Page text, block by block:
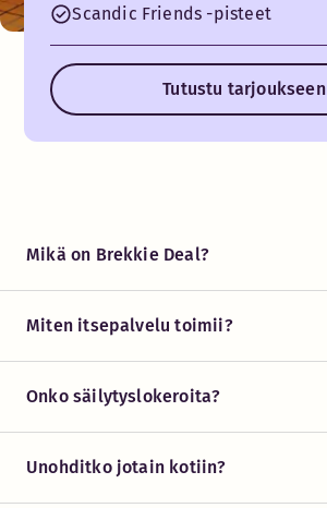
Scandic Friends -pisteet
Tutustu tarjoukseen
Mikä on Brekkie Deal?
Miten itsepalvelu toimii?
Onko säilytyslokeroita?
Unohditko jotain kotiin?